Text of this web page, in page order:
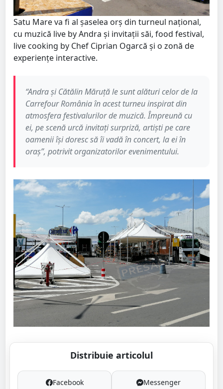
Satu Mare va fi al șaselea orș din turneul național,
cu muzică live by Andra și invitații săi, food festival,
live cooking by Chef Ciprian Ogarcă și o zonă de
experiențe interactive.
“Andra și Cătălin Măruță le sunt alături celor de la
Carrefour România în acest turneu inspirat din
atmosfera festivalurilor de muzică. Împreună cu
ei, pe scenă urcă invitați surpriză, artiști pe care
oamenii își doresc să îi vadă în concert, la ei în
oraș”, potrivit organizatorilor evenimentului.
Distribuie articolul
Facebook Messenger